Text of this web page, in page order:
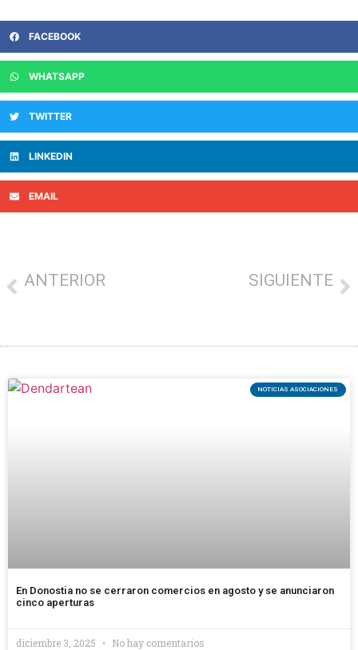
FACEBOOK
WHATSAPP
TWITTER
LINKEDIN
EMAIL
ANTERIOR SIGUIENTE
NOTICIAS ASOCIACIONES
En Donostia no se cerraron comercios en agosto y se anunciaron
cinco aperturas
diciembre 3, 2025 No hay comentarios